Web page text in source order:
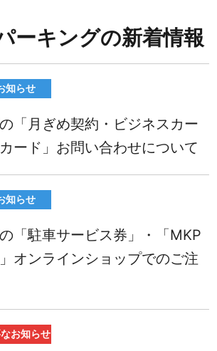
ーキングの新着情報
知らせ
「月ぎめ契約・ビジネスカー
ード」お問い合わせについて
知らせ
「駐車サービス券」・「MKP
オンラインショップでのご注
お知らせ